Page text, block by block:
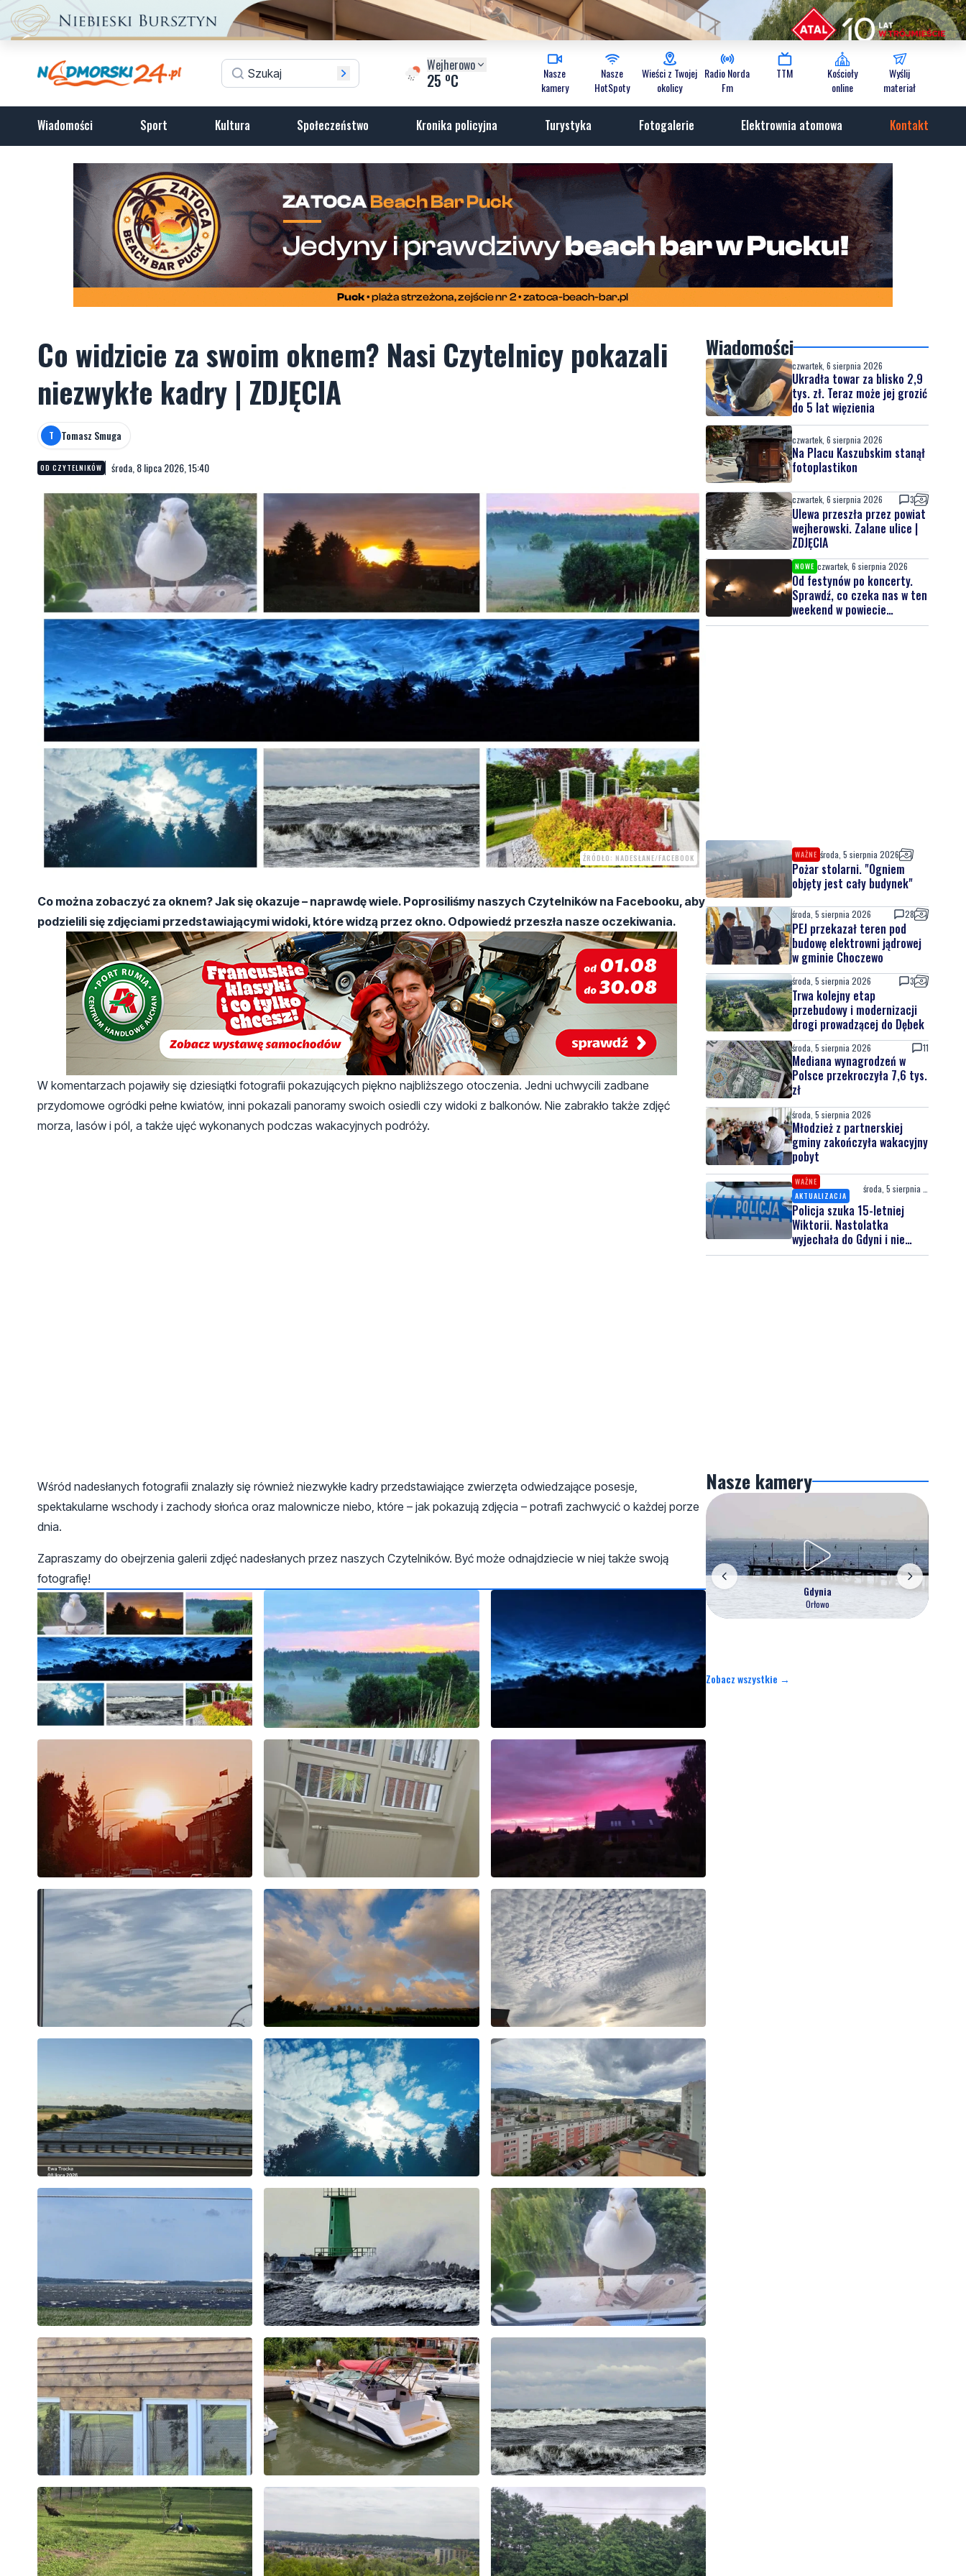
Wejherowo
25 oC
Nasze
kamery
Nasze
HotSpoty
Wieści z Twojej
okolicy
Radio Norda
Fm
TTM
Kościoły
online
Wyślij
materiał
Wiadomości Sport Kultura Społeczeństwo Kronika policyjna Turystyka Fotogalerie Elektrownia atomowa Kontakt
Co widzicie za swoim oknem? Nasi Czytelnicy pokazali
niezwykłe kadry | ZDJĘCIA
T Tomasz Smuga
OD CZYTELNIKÓW środa, 8 lipca 2026, 15:40
ŹRÓDŁO: NADESŁANE/FACEBOOK
Co można zobaczyć za oknem? Jak się okazuje – naprawdę wiele. Poprosiliśmy naszych Czytelników na Facebooku, aby
podzielili się zdjęciami przedstawiającymi widoki, które widzą przez okno. Odpowiedź przeszła nasze oczekiwania.
W komentarzach pojawiły się dziesiątki fotografii pokazujących piękno najbliższego otoczenia. Jedni uchwycili zadbane
przydomowe ogródki pełne kwiatów, inni pokazali panoramy swoich osiedli czy widoki z balkonów. Nie zabrakło także zdjęć
morza, lasów i pól, a także ujęć wykonanych podczas wakacyjnych podróży.
Wśród nadesłanych fotografii znalazły się również niezwykłe kadry przedstawiające zwierzęta odwiedzające posesje,
spektakularne wschody i zachody słońca oraz malownicze niebo, które – jak pokazują zdjęcia – potrafi zachwycić o każdej porze
dnia.
Zapraszamy do obejrzenia galerii zdjęć nadesłanych przez naszych Czytelników. Być może odnajdziecie w niej także swoją
fotografię!
Wiadomości
czwartek, 6 sierpnia 2026
Ukradła towar za blisko 2,9
tys. zł. Teraz może jej grozić
do 5 lat więzienia
czwartek, 6 sierpnia 2026
Na Placu Kaszubskim stanął
fotoplastikon
czwartek, 6 sierpnia 2026 3
Ulewa przeszła przez powiat
wejherowski. Zalane ulice |
ZDJĘCIA
NOWE czwartek, 6 sierpnia 2026
Od festynów po koncerty.
Sprawdź, co czeka nas w ten
weekend w powiecie
lęborskim
WAŻNE środa, 5 sierpnia 2026
Pożar stolarni. "Ogniem
objęty jest cały budynek"
środa, 5 sierpnia 2026 28
PEJ przekazał teren pod
budowę elektrowni jądrowej
w gminie Choczewo
środa, 5 sierpnia 2026 3
Trwa kolejny etap
przebudowy i modernizacji
drogi prowadzącej do Dębek
środa, 5 sierpnia 2026 11
Mediana wynagrodzeń w
Polsce przekroczyła 7,6 tys.
zł
środa, 5 sierpnia 2026
Młodzież z partnerskiej
gminy zakończyła wakacyjny
pobyt
WAŻNE
AKTUALIZACJA
Policja szuka 15-letniej
Wiktorii. Nastolatka
wyjechała do Gdyni i nie
wróciła
Nasze kamery
Gdynia
Orłowo
Zobacz wszystkie →